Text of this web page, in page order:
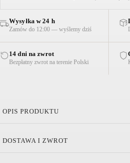
Wysyłka w 24 h
Zamów do 12:00 — wyślemy dziś
14 dni na zwrot
Bezpłatny zwrot na terenie Polski
OPIS PRODUKTU
DOSTAWA I ZWROT